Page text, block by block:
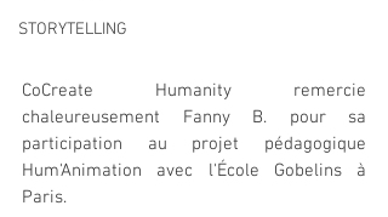
STORYTELLING
CoCreate Humanity remercie
chaleureusement Fanny B. pour sa
participation au projet pédagogique
Hum'Animation avec l'École Gobelins à
Paris.